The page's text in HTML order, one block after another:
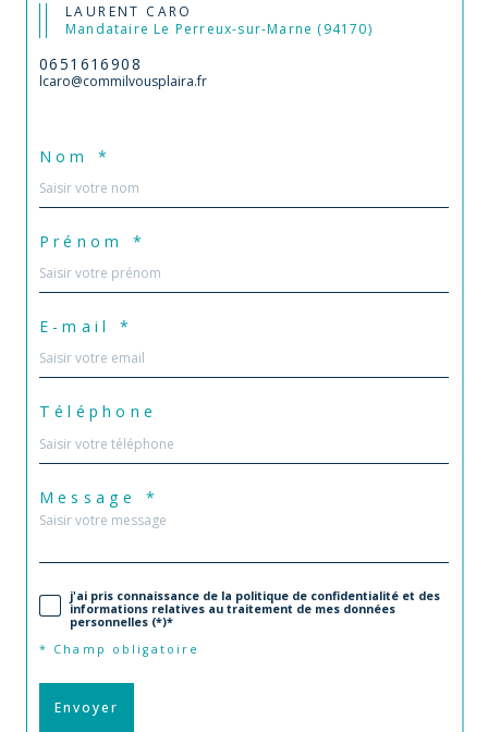
LAURENT CARO
Mandataire Le Perreux-sur-Marne (94170)
0651616908
lcaro@commilvousplaira.fr
Nom *
Prénom *
E-mail *
Téléphone
Message *
j'ai pris connaissance de la politique de confidentialité et des
informations relatives au traitement de mes données
personnelles (*)*
* Champ obligatoire
Envoyer